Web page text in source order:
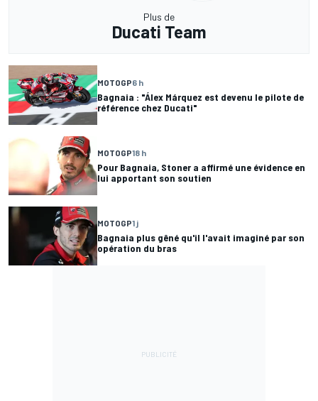
Plus de
Ducati Team
MOTOGP6 h
Bagnaia : "Álex Márquez est devenu le pilote de
référence chez Ducati"
MOTOGP18 h
Pour Bagnaia, Stoner a affirmé une évidence en
lui apportant son soutien
MOTOGP1 j
Bagnaia plus gêné qu'il l'avait imaginé par son
opération du bras